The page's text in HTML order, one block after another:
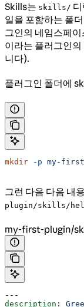
Skills는 skills/
일을 포함하는 폴
그인의 네임스페
이라는 플러그인의
니다).
플러그인 폴더에
mkdir -p my-
그런 다음 다음 내
plugin/skills/
my-first-plugin/
---
description :